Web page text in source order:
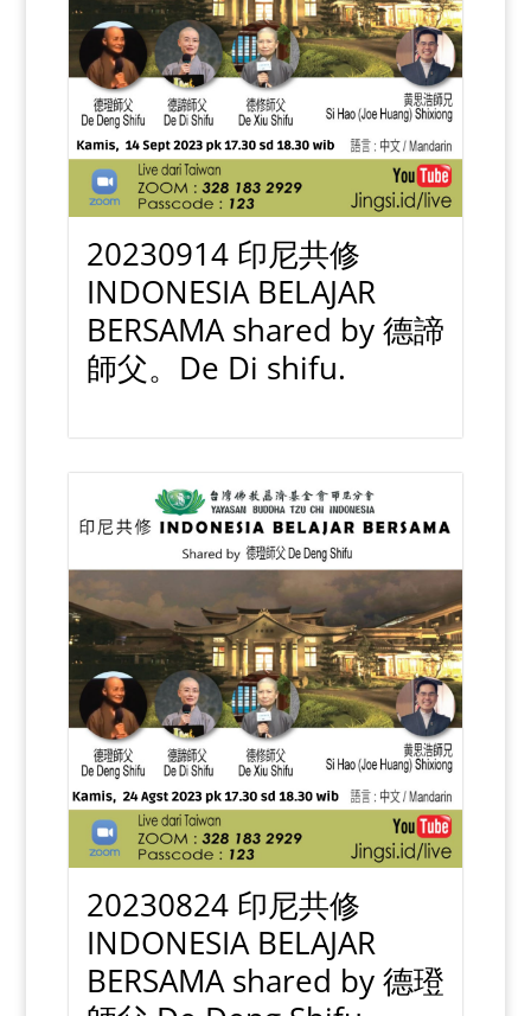
20230914 印尼共修
INDONESIA BELAJAR
BERSAMA shared by 德諦
師父。De Di shifu.
20230824 印尼共修
INDONESIA BELAJAR
BERSAMA shared by 德璒